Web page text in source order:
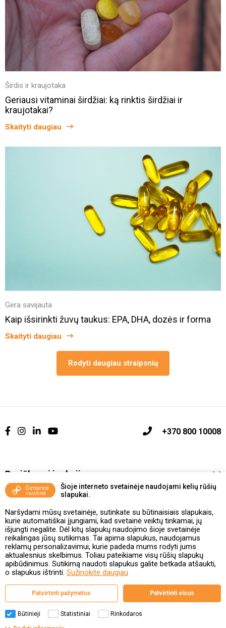
Šioje interneto svetainėje naudojami kelių rūšių
slapukai.
Naršydami mūsų svetainėje, sutinkate su būtinaisiais slapukais,
kurie automatiškai įjungiami, kad svetainė veiktų tinkamai, jų
išjungti negalite. Dėl kitų slapukų naudojimo šioje svetainėje
reikalingas jūsų sutikimas. Tai apima slapukus, naudojamus
reklamų personalizavimui, kurie padeda mums rodyti jums
aktualesnius skelbimus. Toliau pateikiame visų rūšių slapukų
apibūdinimus. Sutikimą naudoti slapukus galite betkada atšaukti,
o slapukus ištrinti. Sužinokite daugiau
Patvirtinti pažymėtus Patvirtinti visus
Būtinieji Statistiniai Rinkodaros
Širdis ir kraujotaka
Geriausi vitaminai širdžiai: ką rinktis širdžiai ir
kraujotakai?
Skaityti daugiau
Gera savijauta
Kaip išsirinkti žuvų taukus: EPA, DHA, dozės ir forma
Skaityti daugiau
Rodyti daugiau straipsnių
+370 800 10008
Pasiūlymai ir akcijos
Vakcinavimo tvarka ir taisyklės
Kontaktai ir Karjera
Taisyklės ir politika
Valstybinė vaistų kontrolės tarnyba
prie Lietuvos Respublikos sveikatos apsaugos ministerijos
Studentų g. 45A, 08107 Vilnius | +370 5 263 9264
www.vvkt.lt | vvkt@vvkt.lt